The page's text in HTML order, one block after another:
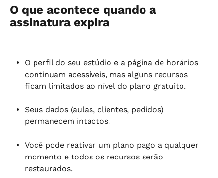
O que acontece quando a
assinatura expira
O perfil do seu estúdio e a página de horários
continuam acessíveis, mas alguns recursos
ficam limitados ao nível do plano gratuito.
Seus dados (aulas, clientes, pedidos)
permanecem intactos.
Você pode reativar um plano pago a qualquer
momento e todos os recursos serão
restaurados.